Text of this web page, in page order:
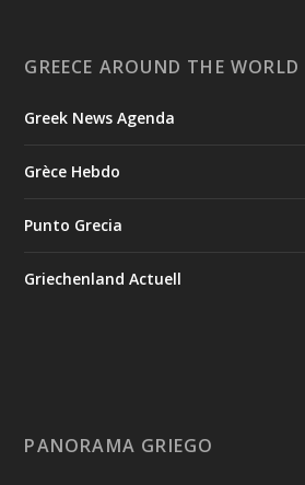
GREECE AROUND THE WORLD
Greek News Agenda
Grèce Hebdo
Punto Grecia
Griechenland Actuell
PANORAMA GRIEGO